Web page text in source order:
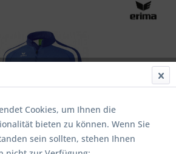
Cookies, um Ihnen die
bieten zu können. Wenn Sie
sein sollten, stehen Ihnen